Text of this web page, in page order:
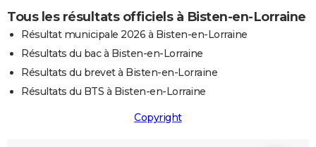
Tous les résultats officiels à Bisten-en-Lorraine
Résultat municipale 2026 à Bisten-en-Lorraine
Résultats du bac à Bisten-en-Lorraine
Résultats du brevet à Bisten-en-Lorraine
Résultats du BTS à Bisten-en-Lorraine
Copyright